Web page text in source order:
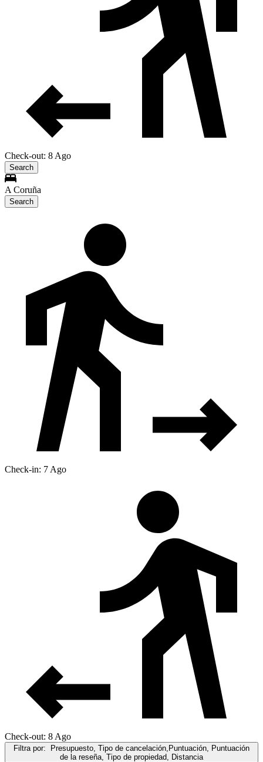
Check-out: 8 Ago
Search
A Coruña
Search
Check-in: 7 Ago
Check-out: 8 Ago
Filtra por: Presupuesto, Tipo de cancelación,Puntuación, Puntuación
de la reseña, Tipo de propiedad, Distancia